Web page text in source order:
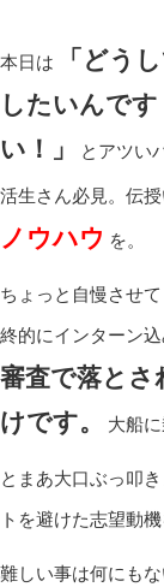
本日は
「どう
したいんで
い！」
とアツい
活生さん必見。伝授
ノウハウ を。
ちょっと自慢させ
終的にインターン
審査で落とさ
けです。
大船
とまあ大口ぶっ叩
トを避けた志望動
難しい事は何にも